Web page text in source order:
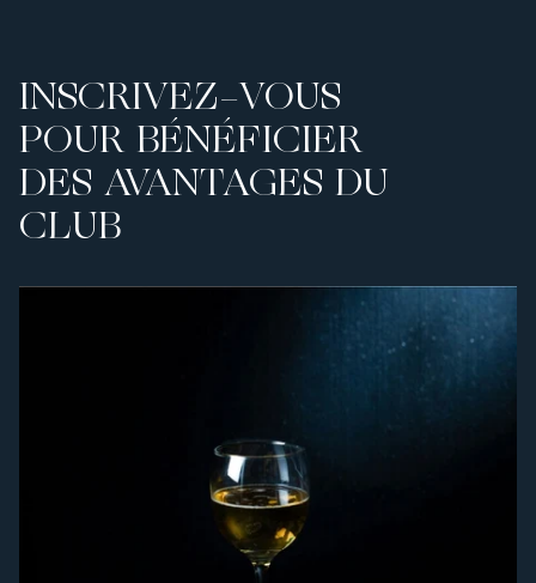
INSCRIVEZ-VOUS
POUR BÉNÉFICIER
DES AVANTAGES DU
CLUB